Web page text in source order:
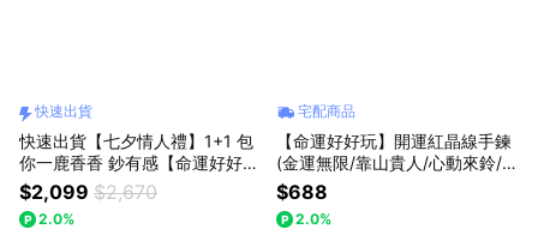
快速出貨
快速出貨【七夕情人禮】1+1 包
你一鹿香香 鈔有感【命運好好
玩】財鹿鈔有錢長夾組(經典黑/
奶茶棕可選)+艾草檀木滾珠香水
$2,099 $2,670
2.0%
宅配商品
【命運好好玩】開運紅晶線手鍊
(金運無限/靠山貴人/心動來鈴/錢
袋子/馬上來財)(多款可選)
$688
2.0%